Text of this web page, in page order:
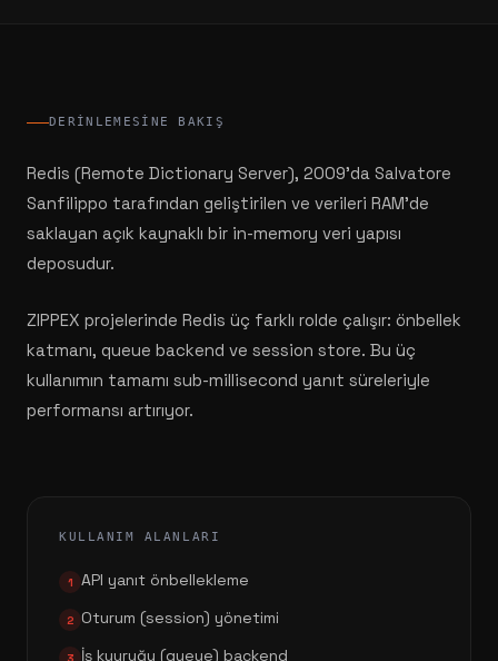
DERINLEMESINE BAKIŞ
Redis (Remote Dictionary Server), 2009'da Salvatore
Sanfilippo tarafından geliştirilen ve verileri RAM'de
saklayan açık kaynaklı bir in-memory veri yapısı
deposudur.
ZIPPEX projelerinde Redis üç farklı rolde çalışır: önbellek
katmanı, queue backend ve session store. Bu üç
kullanımın tamamı sub-millisecond yanıt süreleriyle
performansı artırıyor.
KULLANIM ALANLARI
1 API yanıt önbellekleme
2 Oturum (session) yönetimi
3 İş kuyruğu (queue) backend